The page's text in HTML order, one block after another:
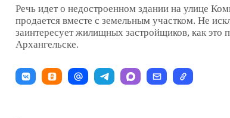
Речь идет о недостроенном здании на улице
продается вместе с земельным участком. Не
заинтересует жилищных застройщиков, как это
Архангельске.